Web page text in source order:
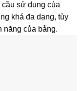
sử dụng của
khá đa dạng, tùy
năng của bảng.